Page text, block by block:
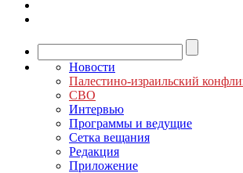
Новости
Палестино-израильский
СВО
Интервью
Программы и ведущие
Сетка вещания
Редакция
Приложение